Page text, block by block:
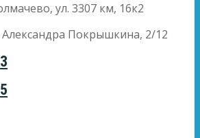
ул. 3307 км, 16к2
Александра Покрышкина, 2/12